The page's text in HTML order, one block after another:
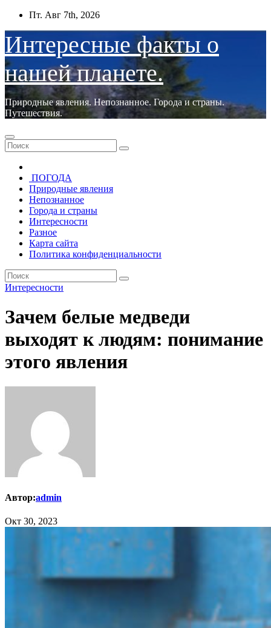
Перейти
содержимому
Пт. Авг 7th, 2026
Интересные факты о
нашей планете.
Природные явления. Непознанное. Города и страны.
Путешествия.
ПОГОДА
Природные явления
Непознанное
Города и страны
Интересности
Разное
Карта сайта
Политика конфиденциальности
Интересности
Зачем белые медведи
выходят к людям: понимание
этого явления
Автор:admin
Окт 30, 2023